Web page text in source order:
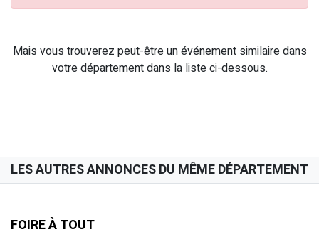
Mais vous trouverez peut-être un événement similaire dans
votre département dans la liste ci-dessous.
LES AUTRES ANNONCES DU MÊME DÉPARTEMENT
FOIRE À TOUT